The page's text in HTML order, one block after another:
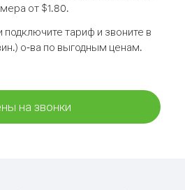
от $1.80.
подключите тариф и звоните в
о-ва по выгодным ценам.
на звонки